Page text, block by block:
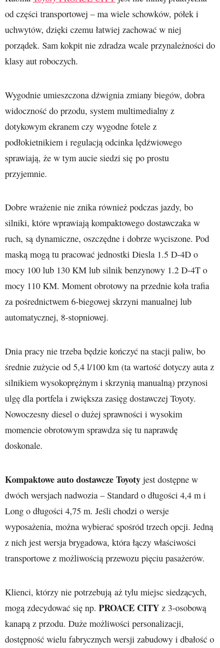
od części transportowej – ma wiele schowków, półek i
uchwytów, dzięki czemu łatwiej zachować w niej
porządek. Sam kokpit nie zdradza wcale przynależności do
klasy aut roboczych.
Wygodnie umieszczona dźwignia zmiany biegów, dobra
widoczność do przodu, system multimedialny z
dotykowym ekranem czy wygodne fotele z
podłokietnikiem i regulacją odcinka lędźwiowego
sprawiają, że w tym aucie siedzi się po prostu
przyjemnie.
Dobre wrażenie nie znika również podczas jazdy, bo
silniki, które wprawiają kompaktowego dostawczaka w
ruch, są dynamiczne, oszczędne i dobrze wyciszone. Pod
maską mogą tu pracować jednostki Diesla 1.5 D-4D o
mocy 100 lub 130 KM lub silnik benzynowy 1.2 D-4T o
mocy 110 KM. Moment obrotowy na przednie koła trafia
za pośrednictwem 6-biegowej skrzyni manualnej lub
automatycznej, 8-stopniowej.
Dnia pracy nie trzeba będzie kończyć na stacji paliw, bo
średnie zużycie od 5,4 l/100 km (ta wartość dotyczy auta z
silnikiem wysokoprężnym i skrzynią manualną) przynosi
ulgę dla portfela i zwiększa zasięg dostawczej Toyoty.
Nowoczesny diesel o dużej sprawności i wysokim
momencie obrotowym sprawdza się tu naprawdę
doskonale.
Kompaktowe auto dostawcze Toyoty jest dostępne w
dwóch wersjach nadwozia – Standard o długości 4,4 m i
Long o długości 4,75 m. Jeśli chodzi o wersje
wyposażenia, można wybierać spośród trzech opcji. Jedną
z nich jest wersja brygadowa, która łączy właściwości
transportowe z możliwością przewozu pięciu pasażerów.
Klienci, którzy nie potrzebują aż tylu miejsc siedzących,
mogą zdecydować się np. PROACE CITY z 3-osobową
kanapą z przodu. Duże możliwości personalizacji,
dostępność wielu fabrycznych wersji zabudowy i dbałość o